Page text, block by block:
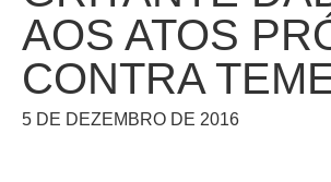
AOS ATOS
CONTRA
5 DE DEZEMBRO DE 2016